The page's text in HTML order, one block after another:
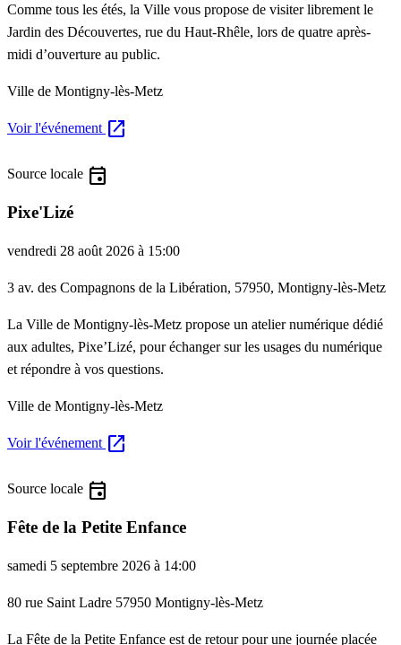
Comme tous les étés, la Ville vous propose de visiter librement le
Jardin des Découvertes, rue du Haut-Rhêle, lors de quatre après-
midi d’ouverture au public.
Ville de Montigny-lès-Metz
Voir l'événement open_in_new
Source locale event
Pixe'Lizé
vendredi 28 août 2026 à 15:00
3 av. des Compagnons de la Libération, 57950, Montigny-lès-Metz
La Ville de Montigny-lès-Metz propose un atelier numérique dédié
aux adultes, Pixe’Lizé, pour échanger sur les usages du numérique
et répondre à vos questions.
Ville de Montigny-lès-Metz
Voir l'événement open_in_new
Source locale event
Fête de la Petite Enfance
samedi 5 septembre 2026 à 14:00
80 rue Saint Ladre 57950 Montigny-lès-Metz
La Fête de la Petite Enfance est de retour pour une journée placée